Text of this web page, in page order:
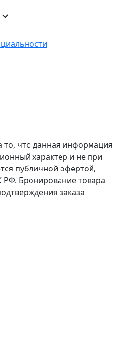
что данная информация
характер и не при
публичной офертой,
РФ. Бронирование товара
заказа